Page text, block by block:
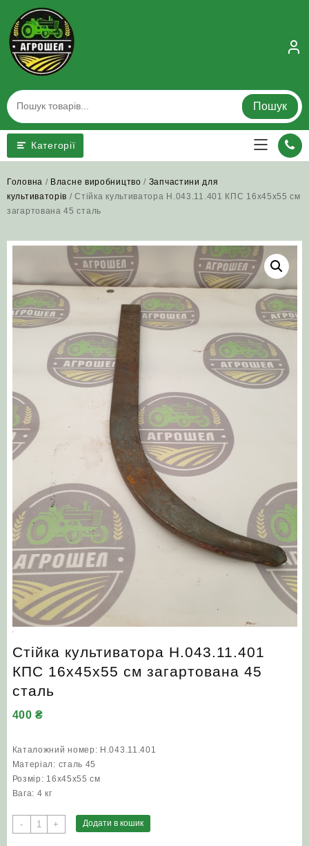
content
Пошук
Категорії
Головна / Власне виробництво / Запчастини для
культиваторів / Стійка культиватора Н.043.11.401 КПС 16х45х55 см
загартована 45 сталь
Стійка культиватора Н.043.11.401
КПС 16х45х55 см загартована 45
сталь
400₴
Каталожний номер: Н.043.11.401
Матеріал: сталь 45
Розмір: 16х45х55 см
Вага: 4 кг
-
Стійка
культиватора
+ Додати в кошик